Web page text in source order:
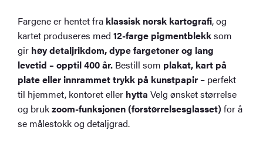
Fargene er hentet fra klassisk norsk kartografi, og
kartet produseres med12-farge pigmentblekksom
gir høy detaljrikdom, dype fargetoner og lang
levetid – opptil 400 år. Bestill som plakat, kart på
plate eller innrammet trykk på kunstpapir – perfekt
til hjemmet, kontoret eller hytta Velg ønsket størrelse
og brukzoom-funksjonen (forstørrelsesglasset)for å
se målestokk og detaljgrad.